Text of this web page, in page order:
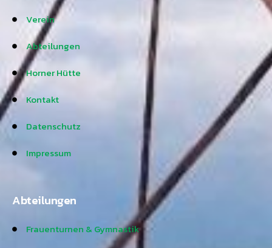
Verein
Abteilungen
Horner Hütte
Kontakt
Datenschutz
Impressum
Abteilungen
Frauenturnen & Gymnastik